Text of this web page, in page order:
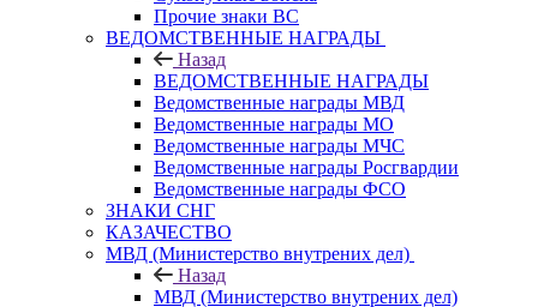
Прочие знаки ВС
ВЕДОМСТВЕННЫЕ НАГРАДЫ
Назад
ВЕДОМСТВЕННЫЕ НАГРАДЫ
Ведомственные награды МВД
Ведомственные награды МО
Ведомственные награды МЧС
Ведомственные награды Росгвардии
Ведомственные награды ФСО
ЗНАКИ СНГ
КАЗАЧЕСТВО
МВД (Министерство внутрених дел)
Назад
МВД (Министерство внутрених дел)